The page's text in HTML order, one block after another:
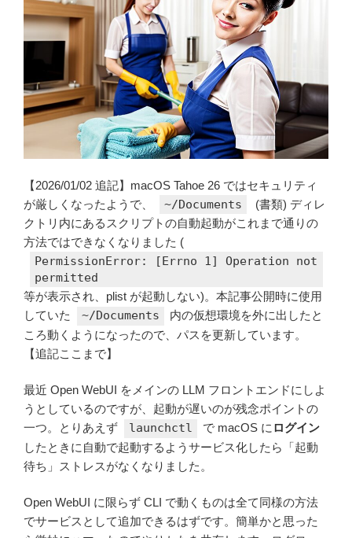
【2026/01/02 追記】macOS Tahoe 26 ではセキュリティ
が厳しくなったようで、
~/Documents
(書類) ディレ
クトリ内にあるスクリプトの自動起動がこれまで通りの
方法ではできなくなりました (
PermissionError: [Errno 1] Operation not
permitted
等が表示され、plist が起動しない)。本記事公開時に使用
していた
~/Documents
内の仮想環境を外に出したと
ころ動くようになったので、パスを更新しています。
【追記ここまで】
最近 Open WebUI をメインの LLM フロントエンドにしよ
うとしているのですが、起動が遅いのが残念ポイントの
一つ。とりあえず
launchctl で macOS に ログイン
したときに自動で起動するようサービス化したら「起動
待ち」ストレスがなくなりました。
Open WebUI に限らず CLI で動くものは全て同様の方法
でサービスとして追加できるはずです。簡単かと思った